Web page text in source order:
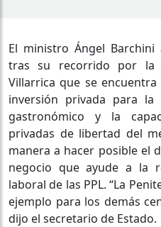
El ministro Ángel
tras su recorrido por la
Villarrica que se
inversión privada para
gastronómico y la
privadas de libertad del
manera a hacer posible el
negocio que ayude a la
laboral de las PPL. “La
ejemplo para los demás
dijo el secretario de Estado.